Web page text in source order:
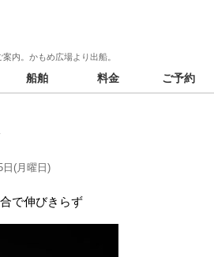
内。かもめ広場より出船。
船舶 料金 ご予約
日(月曜日)
で伸びきらず